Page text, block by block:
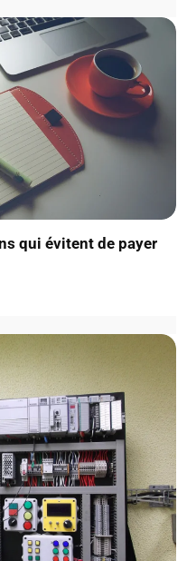
qui évitent de payer